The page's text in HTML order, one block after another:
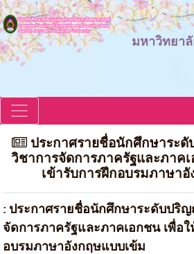
มหาวิทยา
ประกาศรายชื่อนักศึกษาระ
วิชาการจัดการภาครัฐและภาค
เข้ารับการฝึกอบรมภาษา
: ประกาศรายชื่อนักศึกษาระดับปริ
จัดการภาครัฐและภาคเอกชน เพื่อ
อบรมภาษาอังกฤษแบบเข้ม